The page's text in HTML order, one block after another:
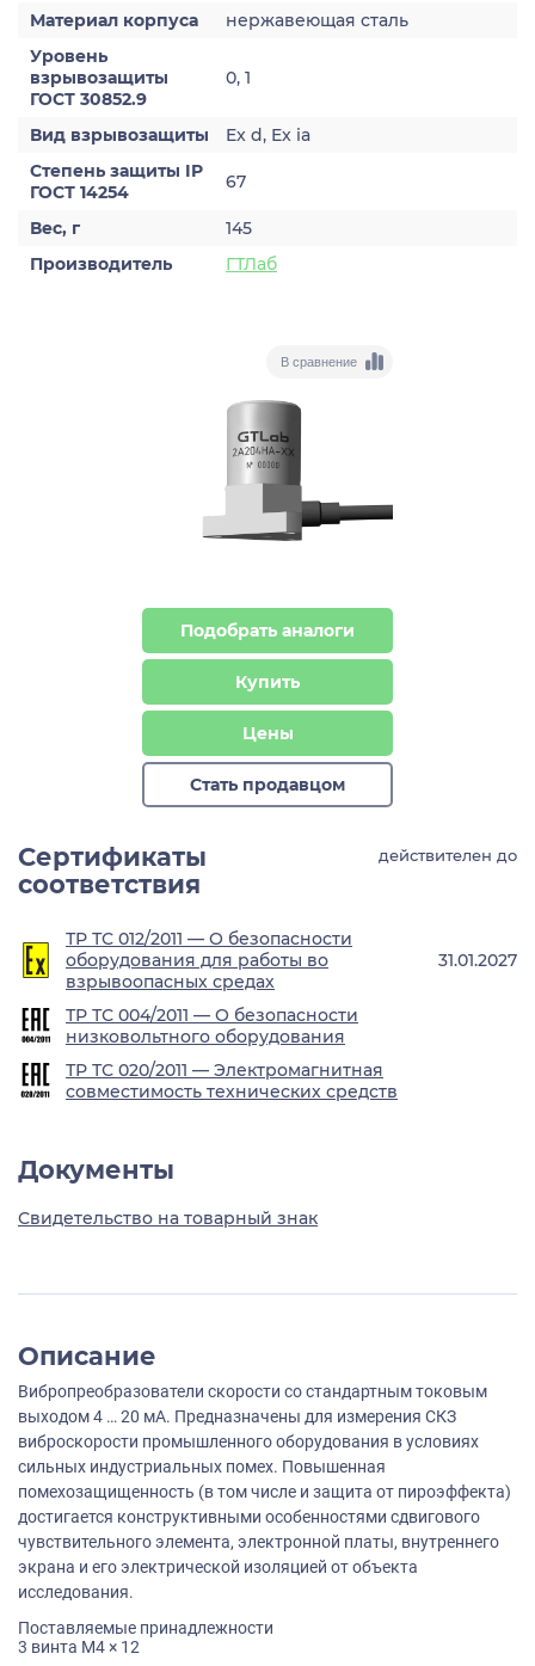
Материал корпуса
нержавеющая сталь
Уровень
взрывозащиты
ГОСТ 30852.9
0, 1
Вид взрывозащиты
Ex d, Ex ia
Степень защиты IP
ГОСТ 14254
67
Вес, г
145
Производитель
ГТЛаб
В сравнение
Подобрать аналоги
Купить
Цены
Стать продавцом
Сертификаты
соответствия
действителен до
ТР ТС 012/2011 — О безопасности
оборудования для работы во
взрывоопасных средах
31.01.2027
ТР ТС 004/2011 — О безопасности
низковольтного оборудования
ТР ТС 020/2011 — Электромагнитная
совместимость технических средств
Документы
Свидетельство на товарный знак
Описание
Вибропреобразователи скорости со стандартным токовым
выходом 4 … 20 мА. Предназначены для измерения СКЗ
виброскорости промышленного оборудования в условиях
сильных индустриальных помех. Повышенная
помехозащищенность (в том числе и защита от пироэффекта)
достигается конструктивными особенностями сдвигового
чувствительного элемента, электронной платы, внутреннего
экрана и его электрической изоляцией от объекта
исследования.
Поставляемые принадлежности
3 винта M4 × 12